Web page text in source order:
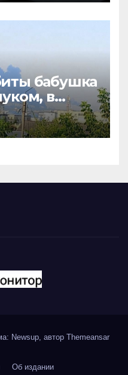
бабушка
в
Newsup, автор Themeansar
Об издании